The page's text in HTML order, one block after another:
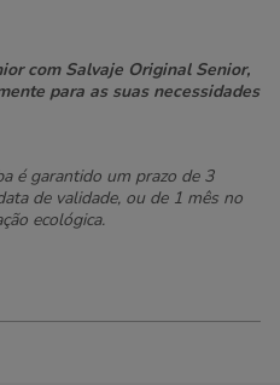
com Salvaje Original Senior,
para as suas necessidades
é garantido um prazo de 3
de validade, ou de 1 mês no
ecológica.